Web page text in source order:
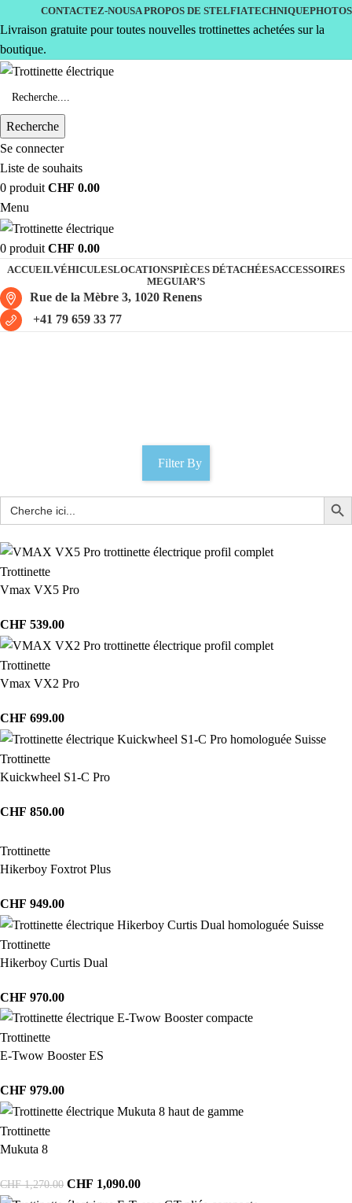
CONTACTEZ-NOUSA PROPOS DE STELFIATECHNIQUEPHOTOS
Livraison gratuite pour toutes nouvelles trottinettes achetées sur la
boutique.
Recherche
Se connecter
Liste de souhaits
0 produit CHF 0.00
Menu
0 produit CHF 0.00
ACCUEILVÉHICULESLOCATIONSPIÈCES DÉTACHÉESACCESSOIRES
MEGUIAR’S
Rue de la Mèbre 3, 1020 Renens
+41 79 659 33 77
Filter By
Trottinette
Vmax VX5 Pro
CHF 539.00
Trottinette
Vmax VX2 Pro
CHF 699.00
Trottinette
Kuickwheel S1-C Pro
CHF 850.00
Trottinette
Hikerboy Foxtrot Plus
CHF 949.00
Trottinette
Hikerboy Curtis Dual
CHF 970.00
Trottinette
E-Twow Booster ES
CHF 979.00
Trottinette
Mukuta 8
CHF1,270.00 CHF 1,090.00